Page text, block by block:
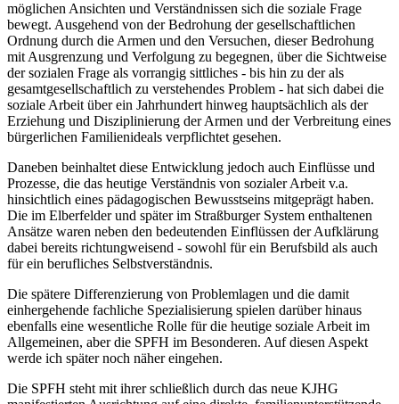
Die zuvor dargestellte Entwicklungsgeschichte der sozialen Arbeit
in Deutschland lässt eindrücklich erkennen, zwischen welchen
möglichen Ansichten und Verständnissen sich die soziale Frage
bewegt. Ausgehend von der Bedrohung der gesellschaftlichen
Ordnung durch die Armen und den Versuchen, dieser Bedrohung
mit Ausgrenzung und Verfolgung zu begegnen, über die Sichtweise
der sozialen Frage als vorrangig sittliches - bis hin zu der als
gesamtgesellschaftlich zu verstehendes Problem - hat sich dabei die
soziale Arbeit über ein Jahrhundert hinweg hauptsächlich als der
bürgerlichen Familienideals verpflichtet gesehen.
Daneben beinhaltet diese Entwicklung jedoch auch Einflüsse und
Prozesse, die das heutige Verständnis von sozialer Arbeit v.a.
hinsichtlich eines pädagogischen Bewusstseins mitgeprägt haben.
Die im Elberfelder und später im Straßburger System enthaltenen
Ansätze waren neben den bedeutenden Einflüssen der Aufklärung
für ein berufliches Selbstverständnis.
Die spätere Differenzierung von Problemlagen und die damit
einherge­hende fachliche Spezialisierung spielen darüber hinaus
ebenfalls eine wesentliche Rolle für die heutige soziale Arbeit im
werde ich später noch näher eingehen.